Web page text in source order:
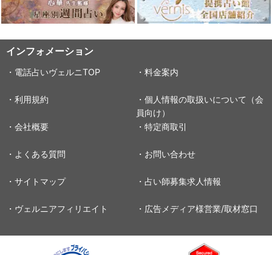
インフォメーション
・電話占いヴェルニTOP ・料金案内
・利用規約
・個人情報の取扱いについて（会
員向け）
・会社概要
・特定商取引
・よくある質問 ・お問い合わせ
・サイトマップ ・占い師募集求人情報
・ヴェルニアフィリエイト ・広告メディア様営業/取材窓口